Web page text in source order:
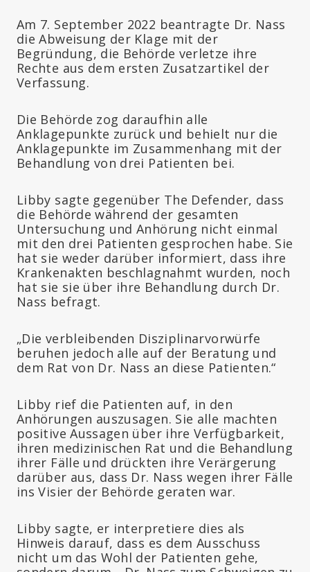
Am 7. September 2022 beantragte Dr. Nass
die Abweisung der Klage mit der
Begründung, die Behörde verletze ihre
Rechte aus dem ersten Zusatzartikel der
Verfassung.
Die Behörde zog daraufhin alle
Anklagepunkte zurück und behielt nur die
Anklagepunkte im Zusammenhang mit der
Behandlung von drei Patienten bei.
Libby sagte gegenüber The Defender, dass
die Behörde während der gesamten
Untersuchung und Anhörung nicht einmal
mit den drei Patienten gesprochen habe. Sie
hat sie weder darüber informiert, dass ihre
Krankenakten beschlagnahmt wurden, noch
hat sie sie über ihre Behandlung durch Dr.
Nass befragt.
„Die verbleibenden Disziplinarvorwürfe
beruhen jedoch alle auf der Beratung und
dem Rat von Dr. Nass an diese Patienten.“
Libby rief die Patienten auf, in den
Anhörungen auszusagen. Sie alle machten
positive Aussagen über ihre Verfügbarkeit,
ihren medizinischen Rat und die Behandlung
ihrer Fälle und drückten ihre Verärgerung
darüber aus, dass Dr. Nass wegen ihrer Fälle
ins Visier der Behörde geraten war.
Libby sagte, er interpretiere dies als
Hinweis darauf, dass es dem Ausschuss
nicht um das Wohl der Patienten gehe,